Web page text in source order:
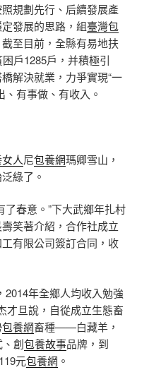
規劃先行、后續發展產
發展的思路，組臺灣包
至目前，全縣有易地扶
困戶1285戶，并積極引
解決就業，力爭實現“一
、有事做、有收入。
人尼包養網瑪卿雪山，
綠了。
了春意。”下大武鄉年扎村
笑著介紹，合作社成立
有限公司簽訂合同，收
2014年全鄉人均收入勉強
才旦說，自從成立生態畜
包養網畜種——白藏羊，
創包養故事品牌，到
元包養網 。